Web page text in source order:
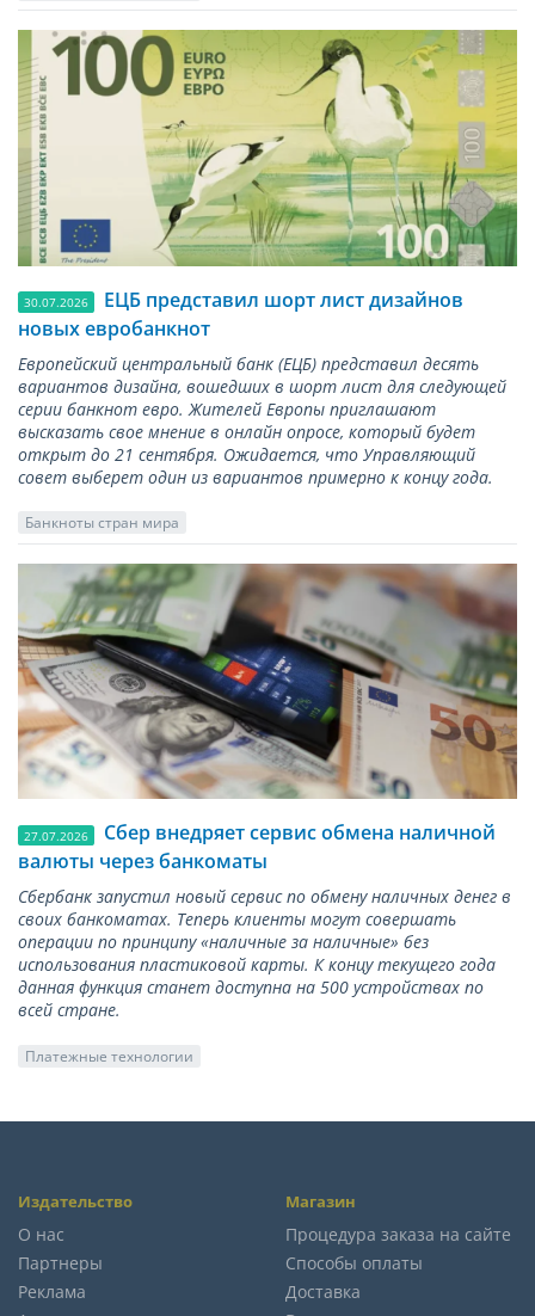
30.07.2026
ЕЦБ представил шорт лист дизайнов
новых евробанкнот
Европейский центральный банк (ЕЦБ) представил десять
вариантов дизайна, вошедших в шорт лист для следующей
серии банкнот евро. Жителей Европы приглашают
высказать свое мнение в онлайн опросе, который будет
открыт до 21 сентября. Ожидается, что Управляющий
совет выберет один из вариантов примерно к концу года.
Банкноты стран мира
27.07.2026
Сбер внедряет сервис обмена наличной
валюты через банкоматы
Сбербанк запустил новый сервис по обмену наличных денег в
своих банкоматах. Теперь клиенты могут совершать
операции по принципу «наличные за наличные» без
использования пластиковой карты. К концу текущего года
данная функция станет доступна на 500 устройствах по
всей стране.
Платежные технологии
Издательство
О нас
Партнеры
Реклама
Магазин
Процедура заказа на сайте
Способы оплаты
Доставка